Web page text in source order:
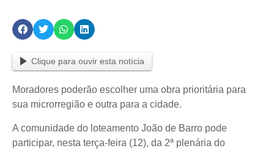
Clique para ouvir esta notícia
Moradores poderão escolher uma obra prioritária para
sua microrregião e outra para a cidade.
A comunidade do loteamento João de Barro pode
participar, nesta terça-feira (12), da 2ª plenária do